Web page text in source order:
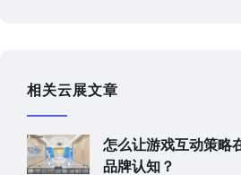
相关云展文章
怎么让游戏互动策略
品牌认知？